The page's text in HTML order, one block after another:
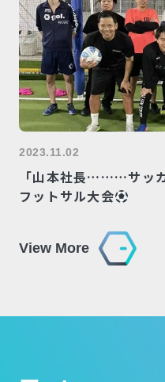
2023.11.02
「山本社長………サッ
フットサル大会
View More